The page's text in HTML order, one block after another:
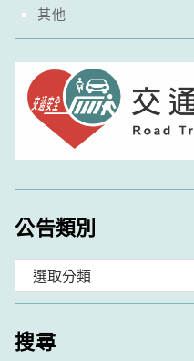
其他
公告類別
類
搜尋